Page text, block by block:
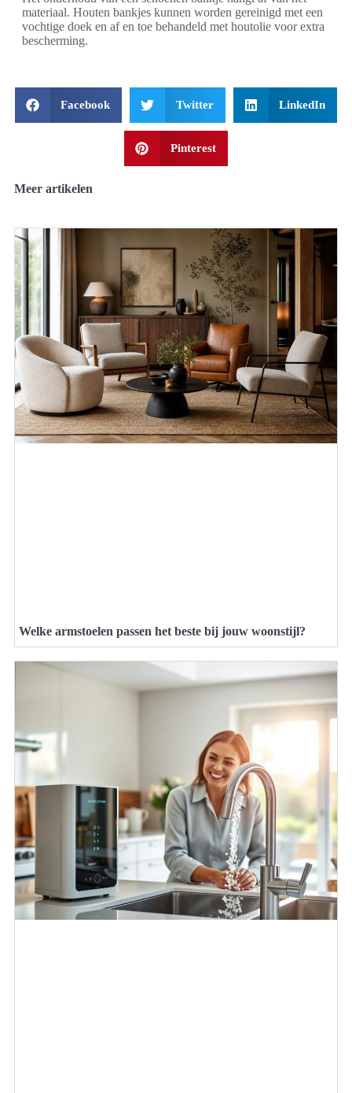
materiaal. Houten bankjes kunnen worden gereinigd met een
vochtige doek en af en toe behandeld met houtolie voor extra
bescherming.
Facebook Twitter LinkedIn
Pinterest
Meer artikelen
Welke armstoelen passen het beste bij jouw woonstijl?